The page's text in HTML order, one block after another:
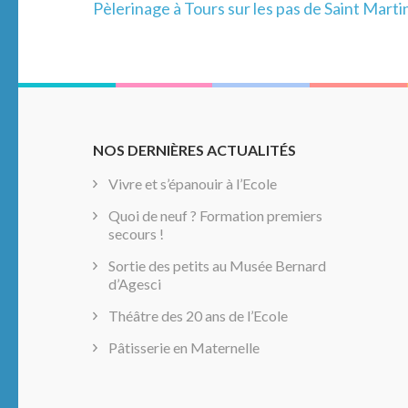
Navigation
Pèlerinage à Tours sur les pas de Saint
NOS DERNIÈRES ACTUALITÉS
Vivre et s’épanouir à l’Ecole
Quoi de neuf ? Formation premiers
secours !
Sortie des petits au Musée Bernard
d’Agesci
Théâtre des 20 ans de l’Ecole
Pâtisserie en Maternelle